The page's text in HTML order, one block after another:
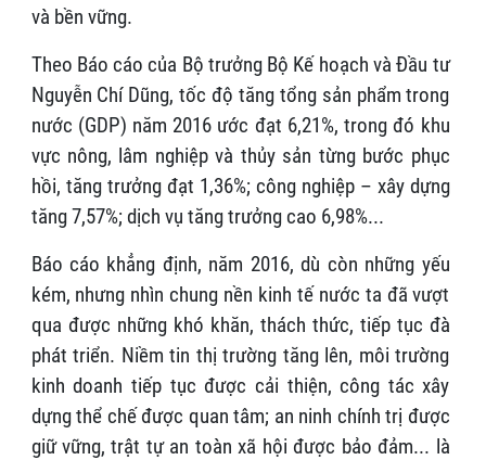
và bền vững.
Theo Báo cáo của Bộ trưởng Bộ Kế hoạch và Đầu tư
Nguyễn Chí Dũng, tốc độ tăng tổng sản phẩm trong
nước (GDP) năm 2016 ước đạt 6,21%, trong đó khu
vực nông, lâm nghiệp và thủy sản từng bước phục
hồi, tăng trưởng đạt 1,36%; công nghiệp – xây dựng
tăng 7,57%; dịch vụ tăng trưởng cao 6,98%...
Báo cáo khẳng định, năm 2016, dù còn những yếu
kém, nhưng nhìn chung nền kinh tế nước ta đã vượt
qua được những khó khăn, thách thức, tiếp tục đà
phát triển. Niềm tin thị trường tăng lên, môi trường
kinh doanh tiếp tục được cải thiện, công tác xây
dựng thể chế được quan tâm; an ninh chính trị được
giữ vững, trật tự an toàn xã hội được bảo đảm... là